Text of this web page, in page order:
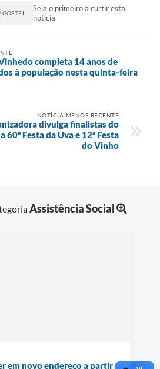
GOSTEI
Seja o primeiro a curtir esta
notícia.
completa 14 anos de
à população nesta quinta-feira
NOTÍCIA MENOS RECENTE
divulga finalistas do
60ª Festa da Uva e 12ª Festa
do Vinho
Assistência Social
em novo endereço a partir